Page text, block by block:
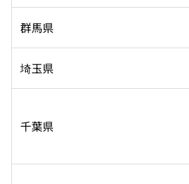
群馬県
埼玉県
千葉県